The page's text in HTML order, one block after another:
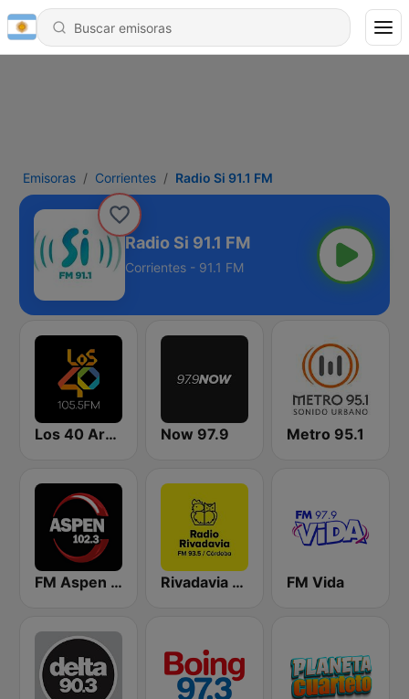
Emisoras Corrientes Radio Si 91.1 FM
Radio Si 91.1 FM
Corrientes - 91.1 FM
Los 40 Argentina Now 97.9 Metro 95.1
FM Aspen 102.3 Rivadavia Córdoba FM Vida